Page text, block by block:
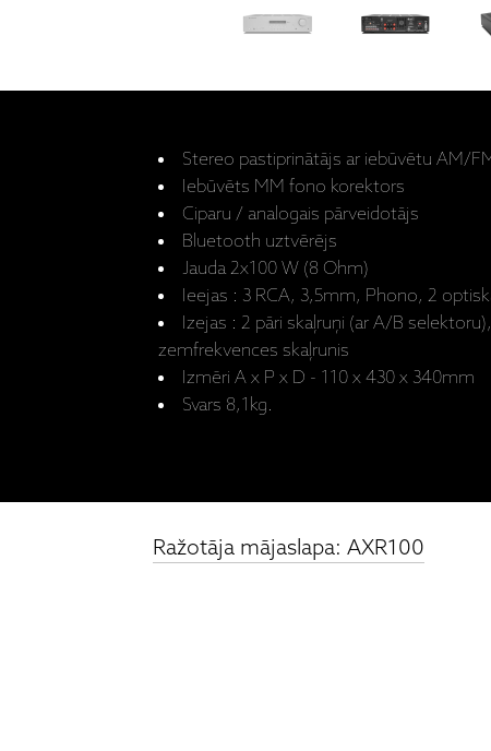
Stereo pastiprinātājs ar iebūvētu AM/
Iebūvēts MM fono korektors
Ciparu / analogais pārveidotājs
Bluetooth uztvērējs
Jauda 2x100 W (8 Ohm)
Ieejas : 3 RCA, 3,5mm, Phono, 2
Izejas : 2 pāri skaļruņi (ar A/B
zemfrekvences skaļrunis
Izmēri A x P x D - 110 x 430 x 340mm
Svars 8,1kg.
Ražotāja mājaslapa: AXR100